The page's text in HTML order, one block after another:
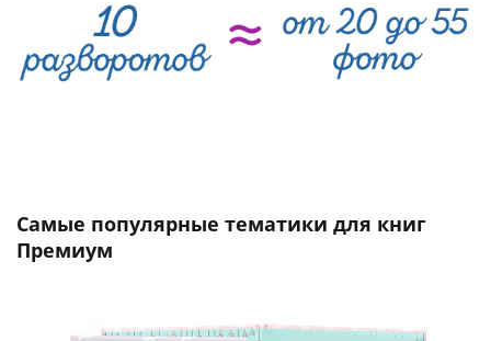
Самые популярные тематики для книг
Премиум